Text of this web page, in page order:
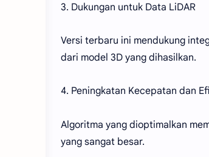
3. Dukungan untuk Data LiDAR
Versi terbaru ini mendukung
dari model 3D yang dihasilkan.
4. Peningkatan Kecepatan dan
Algoritma yang dioptimalkan
yang sangat besar.